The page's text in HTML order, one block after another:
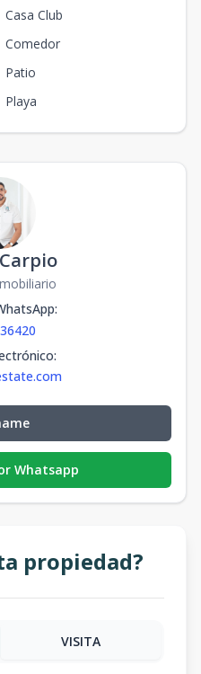
Casa Club
Comedor
Patio
Playa
:
:
Whatsapp
propiedad?
VISITA